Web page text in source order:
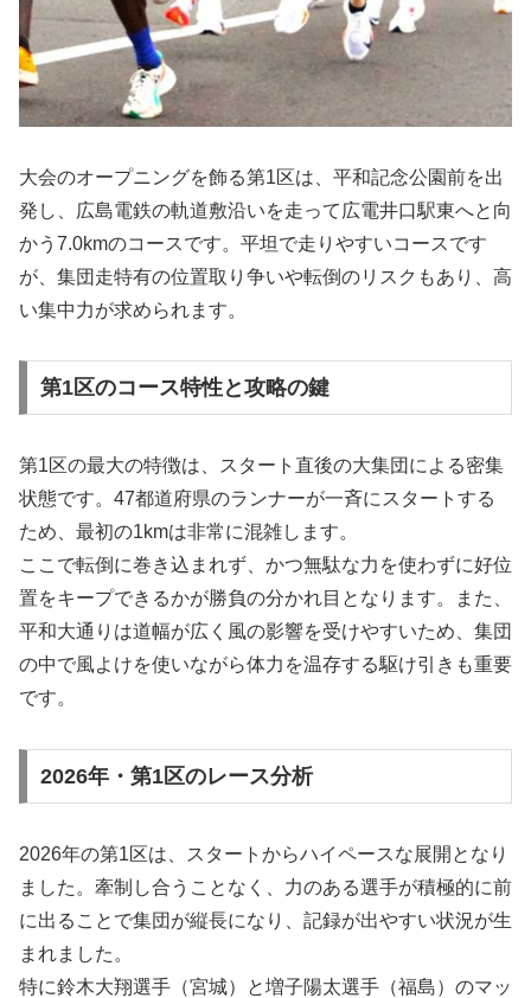
大会のオープニングを飾る第1区は、平和記念公園前を出
発し、広島電鉄の軌道敷沿いを走って広電井口駅東へと向
かう7.0kmのコースです。平坦で走りやすいコースです
が、集団走特有の位置取り争いや転倒のリスクもあり、高
い集中力が求められます。
第1区のコース特性と攻略の鍵
第1区の最大の特徴は、スタート直後の大集団による密集
状態です。47都道府県のランナーが一斉にスタートする
ため、最初の1kmは非常に混雑します。
ここで転倒に巻き込まれず、かつ無駄な力を使わずに好位
置をキープできるかが勝負の分かれ目となります。また、
平和大通りは道幅が広く風の影響を受けやすいため、集団
の中で風よけを使いながら体力を温存する駆け引きも重要
です。
2026年・第1区のレース分析
2026年の第1区は、スタートからハイペースな展開となり
ました。牽制し合うことなく、力のある選手が積極的に前
に出ることで集団が縦長になり、記録が出やすい状況が生
まれました。
特に鈴木大翔選手（宮城）と増子陽太選手（福島）のマッ